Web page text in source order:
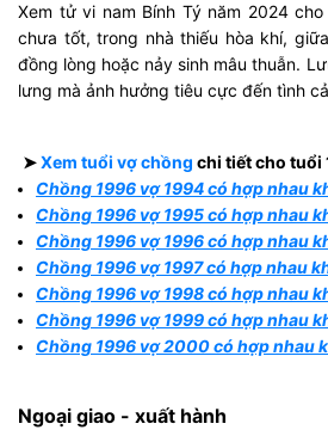
Xem tử vi nam Bính Tý năm 2024
chưa tốt, trong nhà thiếu hòa khí,
đồng lòng hoặc nảy sinh mâu thuẫn.
lưng mà ảnh hưởng tiêu cực đến tình
➤Xem tuổi vợ chồng chi tiết cho tuổi
Chồng 1996 vợ 1994 có hợp nhau
Chồng 1996 vợ 1995 có hợp nhau
Chồng 1996 vợ 1996 có hợp nhau
Chồng 1996 vợ 1997 có hợp nhau
Chồng 1996 vợ 1998 có hợp nhau
Chồng 1996 vợ 1999 có hợp nhau
Chồng 1996 vợ 2000 có hợp nhau
Ngoại giao - xuất hành